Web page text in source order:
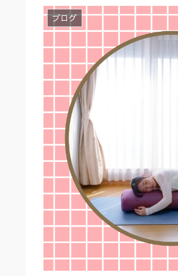
ブログ